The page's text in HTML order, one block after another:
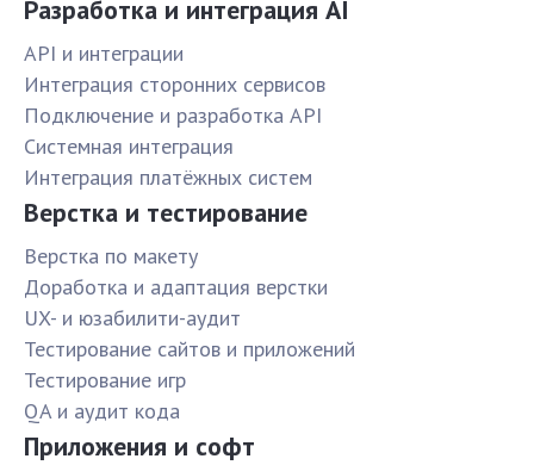
Разработка и интеграция AI
API и интеграции
Интеграция сторонних сервисов
Подключение и разработка API
Системная интеграция
Интеграция платёжных систем
Верстка и тестирование
Верстка по макету
Доработка и адаптация верстки
UX- и юзабилити-аудит
Тестирование сайтов и приложений
Тестирование игр
QA и аудит кода
Приложения и софт